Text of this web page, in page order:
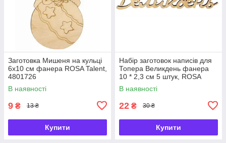
Заготовка Мишеня на кульці
6х10 см фанера ROSA Talent,
4801726
В наявності
9 ₴ 13 ₴
Купити
Набір заготовок написів для
Топера Великдень фанера
10 * 2,3 см 5 штук, ROSA
Talent, 2806063
В наявності
22 ₴ 30 ₴
Купити